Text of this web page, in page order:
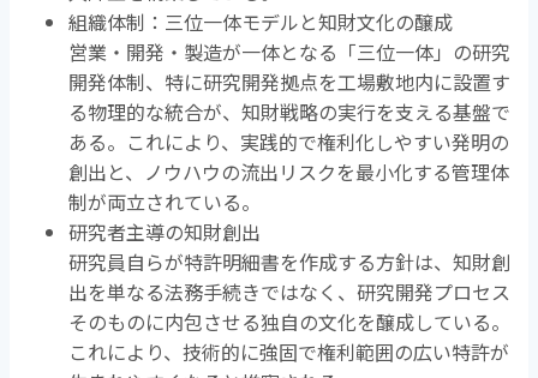
組織体制：三位一体モデルと知財文化の醸成
営業・開発・製造が一体となる「三位一体」の研究
開発体制、特に研究開発拠点を工場敷地内に設置す
る物理的な統合が、知財戦略の実行を支える基盤で
ある。これにより、実践的で権利化しやすい発明の
創出と、ノウハウの流出リスクを最小化する管理体
制が両立されている。
研究者主導の知財創出
研究員自らが特許明細書を作成する方針は、知財創
出を単なる法務手続きではなく、研究開発プロセス
そのものに内包させる独自の文化を醸成している。
これにより、技術的に強固で権利範囲の広い特許が